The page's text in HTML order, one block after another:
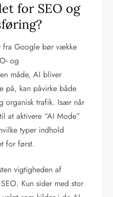
for SEO og
fra Google bør vække
og
måde, AI bliver
på, kan påvirke både
organisk trafik. Især når
at aktivere “AI Mode”
typer indhold
for først.
vigtigheden af
Kun sider med stor